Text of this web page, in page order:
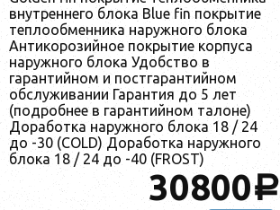
внутреннего блока Blue fin покрытие
теплообменника наружного блока
Антикорозийное покрытие корпуса
наружнoго блока Удобство в
гарантийном и постгарантийном
обслуживании Гарантия до 5 лет
(подробнее в гарантийном талоне)
Доработка наружного блока 18 / 24
до -30 (COLD) Доработка наружного
блока 18 / 24 до -40 (FROST)
30800a